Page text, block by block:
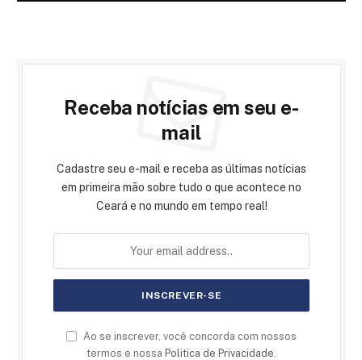
Receba notícias em seu e-
mail
Cadastre seu e-mail e receba as últimas notícias
em primeira mão sobre tudo o que acontece no
Ceará e no mundo em tempo real!
Ao se inscrever, você concorda com nossos
termos e nossa Politica de Privacidade